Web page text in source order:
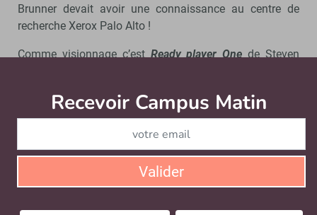
Brunner devait avoir une connaissance au centre de
recherche Xerox Palo Alto !
Comme visionnage c’est Ready player One de Steven
l’avenir qu’il nous faut absolument éviter en travaillant
aujourd’hui à des usages éducatifs qui sont très peu
Écouter toute la discographie de
une belle occupation pour finir l’été.
Recevoir Campus Matin
Valider